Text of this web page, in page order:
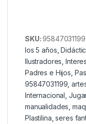
SKU:95847031199
los 5 años ,
Ilustradores ,
Padres e Hijos
95847031199 ,
Internacional
manualidades ,
Plastilina ,seres